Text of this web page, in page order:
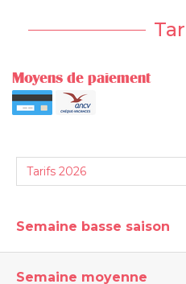
Moyens de paiement
Semaine basse saison
Semaine moyenne